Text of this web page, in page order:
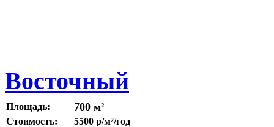
Восточный
Площадь: 700 м²
Стоимость:
5500 р/м²/год